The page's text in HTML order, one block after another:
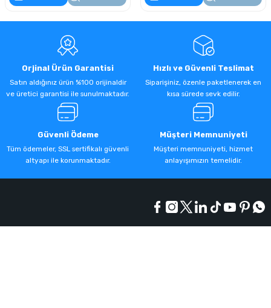
Orjinal Ürün Garantisi
Satın aldığınız ürün %100 orijinaldir
ve üretici garantisi ile sunulmaktadır.
Hızlı ve Güvenli Teslimat
Siparişiniz, özenle paketlenerek en
kısa sürede sevk edilir.
Güvenli Ödeme
Tüm ödemeler, SSL sertifikalı güvenli
altyapı ile korunmaktadır.
Müşteri Memnuniyeti
Müşteri memnuniyeti, hizmet
anlayışımızın temelidir.